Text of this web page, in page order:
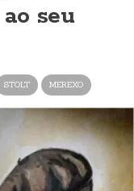
seu
STOLT MEREXO